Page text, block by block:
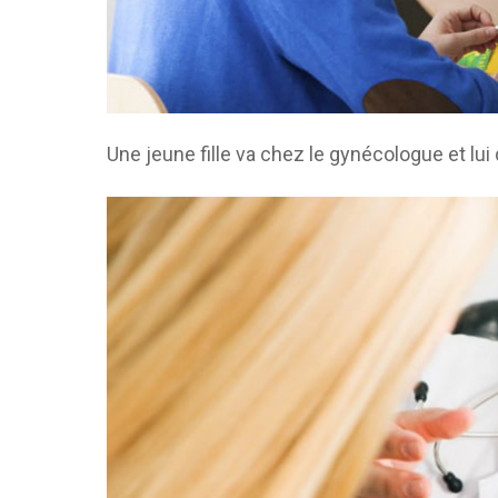
Une jeune fille va chez le gynécologue et lui